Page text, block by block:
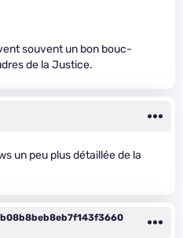
souvent un bon bouc-
de la Justice.
un peu plus détaillée de la